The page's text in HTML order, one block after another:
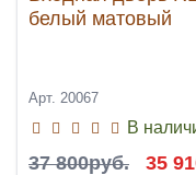
белый матовый
Арт. 20067
В
37 800руб. 35